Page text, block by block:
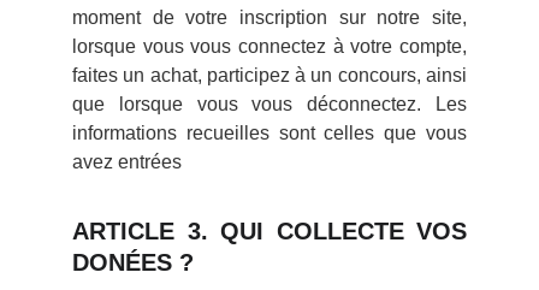
moment de votre inscription sur notre site,
lorsque vous vous connectez à votre compte,
faites un achat, participez à un concours, ainsi
que lorsque vous vous déconnectez. Les
informations recueilles sont celles que vous
avez entrées
ARTICLE 3. QUI COLLECTE VOS
DONÉES ?